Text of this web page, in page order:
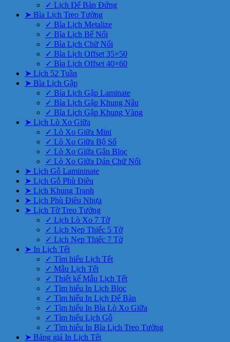
✓ Lịch Để Bàn Đứng
➤ Bìa Lịch Treo Tường
✓ Bìa Lịch Metalize
✓ Bìa Lịch Bế Nổi
✓ Bìa Lịch Chữ Nổi
✓ Bìa Lịch Offset 35×50
✓ Bìa Lịch Offset 40×60
➤ Lịch 52 Tuần
➤ Bìa Lịch Gập
✓ Bìa Lịch Gập Laminate
✓ Bìa Lịch Gập Khung Nâu
✓ Bìa Lịch Gập Khung Vàng
➤ Lịch Lò Xo Giữa
✓ Lò Xo Giữa Mini
✓ Lò Xo Giữa Bộ Số
✓ Lò Xo Giữa Gắn Bloc
✓ Lò Xo Giữa Dán Chữ Nổi
➤ Lịch Gỗ Lamininate
➤ Lịch Gỗ Phù Điêu
➤ Lịch Khung Tranh
➤ Lịch Phù Điêu Nhựa
➤ Lịch Tờ Treo Tường
✓ Lịch Lò Xo 7 Tờ
✓ Lịch Nẹp Thiếc 5 Tờ
✓ Lịch Nẹp Thiếc 7 Tờ
➤ In Lịch Tết
✓ Tìm hiểu Lịch Tết
✓ Mẫu Lịch Tết
✓ Thiết kế Mẫu Lịch Tết
✓ Tìm hiểu In Lịch Bloc
✓ Tìm hiểu In Lịch Để Bàn
✓ Tìm hiểu In Bìa Lò Xo Giữa
✓ Tìm hiểu Lịch Gỗ
✓ Tìm hiểu In Bìa Lịch Treo Tường
➤ Bảng giá In Lịch Tết